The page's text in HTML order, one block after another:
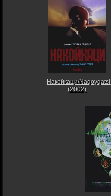
Накойкаци/Naqoyqatsi
(2002)